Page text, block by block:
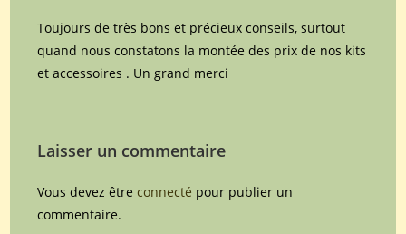
Toujours de très bons et précieux conseils, surtout
quand nous constatons la montée des prix de nos kits
et accessoires . Un grand merci
Laisser un commentaire
Vous devez êtreconnecté pour publier un
commentaire.